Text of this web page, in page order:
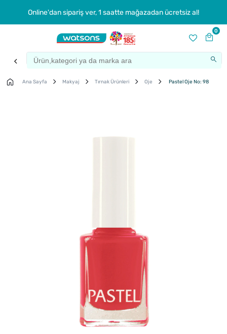
Online'dan sipariş ver, 1 saatte mağazadan ücretsiz al!
0
Ana Sayfa Makyaj Tırnak Ürünleri Oje Pastel Oje No: 98